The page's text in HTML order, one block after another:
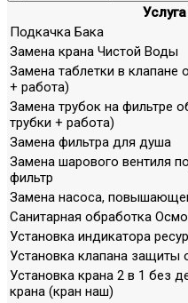
Услуга
Подкачка Бака
Замена крана Чистой Воды
Замена таблетки в клапане
+ работа)
Замена трубок на фильтре
трубки + работа)
Замена фильтра для душа
Замена шарового вентиля
фильтр
Замена насоса,
Санитарная обработка
Установка индикатора
Установка клапана защиты
Установка крана 2 в 1 без
крана (кран наш)